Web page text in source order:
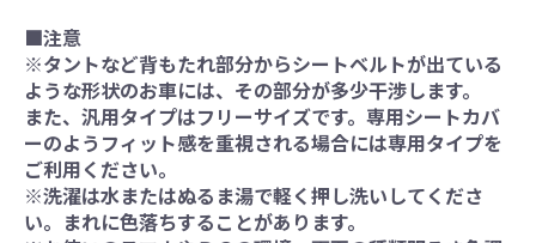
■注意
※タントなど背もたれ部分からシートベルトが出ている
ような形状のお車には、その部分が多少干渉します。
また、汎用タイプはフリーサイズです。専用シートカバ
ーのようフィット感を重視される場合には専用タイプを
ご利用ください。
※洗濯は水またはぬるま湯で軽く押し洗いしてくださ
い。まれに色落ちすることがあります。